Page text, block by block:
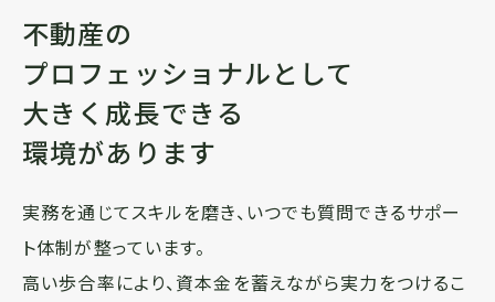
不動産の
プロフェッショナルとして
大きく成長できる
環境があります
実務を通じてスキルを磨き、いつでも質問できるサポー
ト体制が整っています。
高い歩合率により、資本金を蓄えながら実力をつけるこ